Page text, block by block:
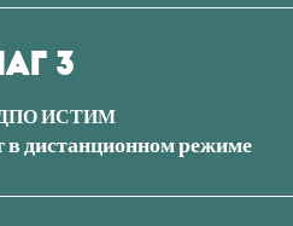
3
в дистанционном режиме